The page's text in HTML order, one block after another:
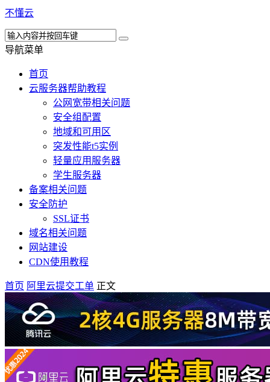
不懂云
导航菜单
首页
云服务器帮助教程
公网宽带相关问题
安全组配置
地域和可用区
突发性能t5实例
轻量应用服务器
学生服务器
备案相关问题
安全防护
SSL证书
域名相关问题
网站建设
CDN使用教程
首页 阿里云提交工单 正文